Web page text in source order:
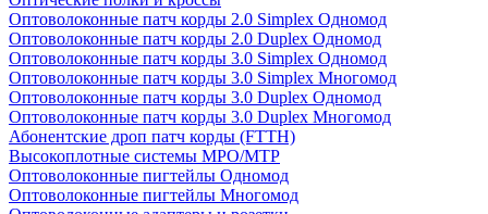
Оптоволоконные патч корды 2.0 Simplex Одномод
Оптоволоконные патч корды 2.0 Duplex Одномод
Оптоволоконные патч корды 3.0 Simplex Одномод
Оптоволоконные патч корды 3.0 Simplex Многомод
Оптоволоконные патч корды 3.0 Duplex Одномод
Оптоволоконные патч корды 3.0 Duplex Многомод
Абонентские дроп патч корды (FTTH)
Высокоплотные системы MPO/MTP
Оптоволоконные пигтейлы Одномод
Оптоволоконные пигтейлы Многомод